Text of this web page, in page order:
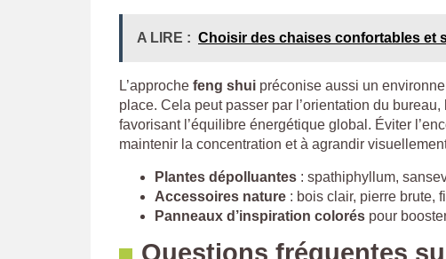
A LIRE : Choisir des chaises confortables et
L’approche feng shui préconise aussi un
place. Cela peut passer par l’orientation du
favorisant l’équilibre énergétique global. Éviter
maintenir la concentration et à agrandir
Plantes dépolluantes : spathiphyllum,
Accessoires nature : bois clair, pierre brute,
Panneaux d’inspiration colorés pour
Questions fréquentes